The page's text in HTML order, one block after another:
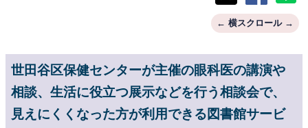
世田谷区保健センターが主催の眼科医の講演や
相談、生活に役立つ展示などを行う相談会で、
見えにくくなった方が利用できる図書館サービ